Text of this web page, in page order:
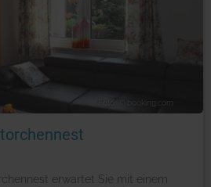
Foto: © booking.com
erwartet Sie mit einem